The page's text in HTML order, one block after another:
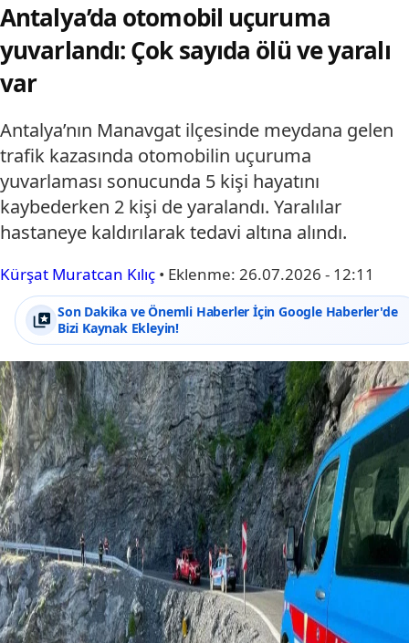
Antalya’da otomobil uçuruma
yuvarlandı: Çok sayıda ölü ve yaralı
var
Antalya’nın Manavgat ilçesinde meydana gelen
trafik kazasında otomobilin uçuruma
yuvarlaması sonucunda 5 kişi hayatını
kaybederken 2 kişi de yaralandı. Yaralılar
hastaneye kaldırılarak tedavi altına alındı.
Kürşat Muratcan Kılıç • Eklenme: 26.07.2026 - 12:11
Son Dakika ve Önemli Haberler İçin Google Haberler'de
Bizi Kaynak Ekleyin!